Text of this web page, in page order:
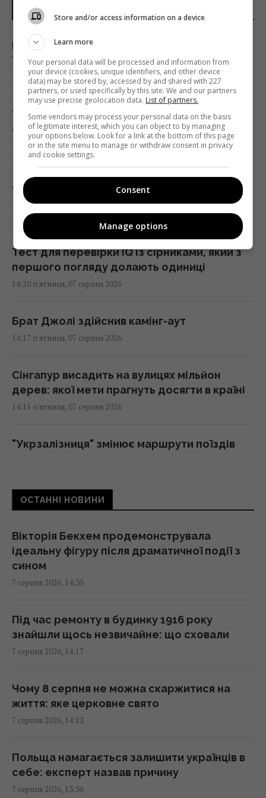
НОВИНИ УКРАЇНИ І СВІТУ
Після аномальної спеки негода накриє усю
Україну: оголошено І рівень небезпеки
14:29 п'ятниця, 07 серпня 2026
Тест зі склянкою допоможе перевірити, чи
справно працюють ваші пластикові вікна
14:25 п'ятниця, 07 серпня 2026
Дрони вже пів доби атакують Крим: у Ялті
зафіксована пожежа в районі порту
14:25 п'ятниця, 07 серпня 2026
Тест для перевірки IQ із сірниками, який з
першого погляду долають одиниці
14:20 п'ятниця, 07 серпня 2026
Брат Джолі здійснив камінг-аут
14:17 п'ятниця, 07 серпня 2026
Сінгапур висадить на вулицях мільйон
дерев: якої мети прагнуть досягти в країні
14:15 п'ятниця, 07 серпня 2026
"Укрзалізниця" змінює маршрути поїздів
14:14 п'ятниця, 07 серпня 2026
родичів на цілому архіпелазі
14:10 п'ятниця, 07 серпня 2026
14:00 п'ятниця, 07 серпня 2026
13:54 п'ятниця, 07 серпня 2026
13:51 п'ятниця, 07 серпня 2026
ОСТАННІ НОВИНИ
Вікторія Бекхем продемонструвала
ідеальну фігуру після драматичної події з
сином
7 серпня 2026, 14:35
Під час ремонту в будинку 1916 року
знайшли щось незвичайне: що сховали
7 серпня 2026, 14:17
Чому 8 серпня не можна скаржитися на
життя: яке церковне свято
7 серпня 2026, 14:12
Польща намагається залишити українців в
себе: експерт назвав причину
7 серпня 2026, 13:36
Store and/or access information on a device
Learn more
Your personal data will be processed and information from
your device (cookies, unique identifiers, and other device
data) may be stored by, accessed by and shared with 227
partners, or used specifically by this site. We and our partners
may use precise geolocation data. List of partners.
Some vendors may process your personal data on the basis
of legitimate interest, which you can object to by managing
your options below. Look for a link at the bottom of this page
or in the site menu to manage or withdraw consent in privacy
and cookie settings.
Consent
Manage options